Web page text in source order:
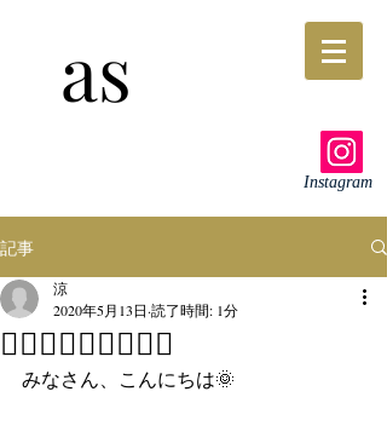
as
Instagram
記事
💆🏼‍♂️💆🏼‍♂️💆🏼‍♂️
涼
2020年5月13日 読了時間: 1分
みなさん、こんにちは🌞